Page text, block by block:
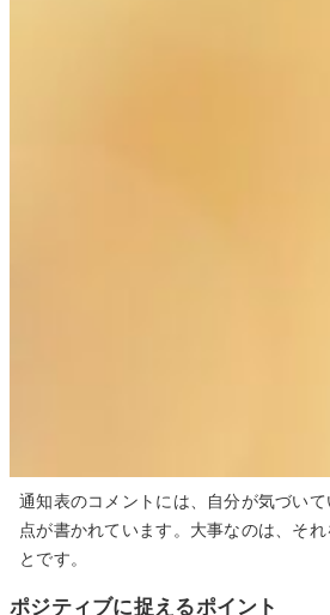
通知表のコメントには、自分が気づい
点が書かれています。大事なのは、そ
とです。
ポジティブに捉えるポイント